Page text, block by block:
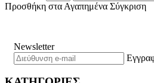
Προσθήκη στα Αγαπημένα Σύγκριση
Newsletter